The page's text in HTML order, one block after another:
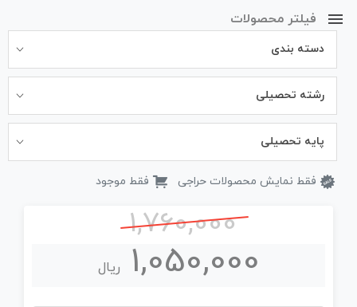
فیلتر محصولات
دسته بندی
رشته تحصیلی
پایه تحصیلی
فقط نمایش محصولات حراجی فقط موجود
1,760,000
1,050,000 ریال